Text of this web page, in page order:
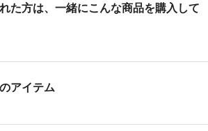
た方は、一緒にこんな商品を購入して
アイテム